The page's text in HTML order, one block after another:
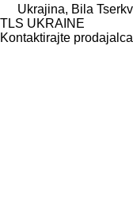
Ukrajina, Bila
TLS UKRAINE
Kontaktirajte prodajalca